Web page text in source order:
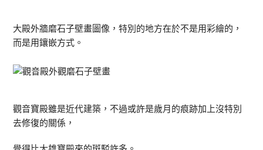
大殿外牆磨石子壁畫圖像，特別的地方在於不是用彩繪的，
而是用鑲嵌方式。
觀音寶殿雖是近代建築，不過或許是歲月的痕跡加上沒特別
去修復的關係，